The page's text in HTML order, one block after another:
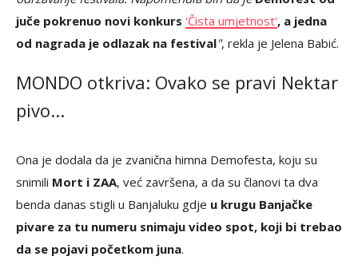
juče pokrenuo novi konkurs 'Čista umjetnost', a jedna
od nagrada je odlazak na festival", rekla je Jelena Babić.
MONDO otkriva: Ovako se pravi Nektar
pivo...
Ona je dodala da je zvanična himna Demofesta, koju su
snimili Mort i ZAA, već završena, a da su članovi ta dva
benda danas stigli u Banjaluku gdje u krugu Banjačke
pivare za tu numeru snimaju video spot, koji bi trebao
da se pojavi početkom juna.